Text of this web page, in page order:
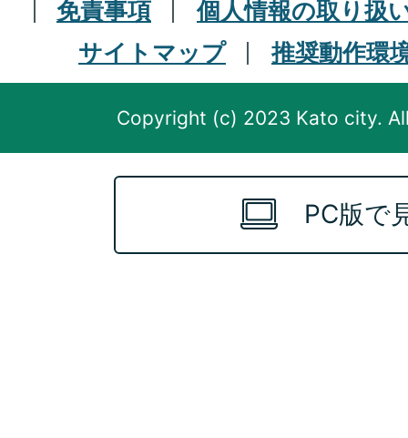
免責事項
個人情報の取り扱
サイトマップ
推奨動作環
Copyright (c) 2023 Kato city.
PC版で